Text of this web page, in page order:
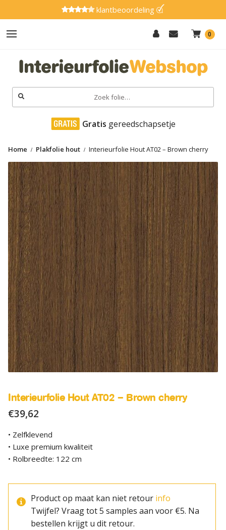
klantbeoordeling
0
Zoeken
naar:
Hout
Effen
Marmer
Glitter
Natuursteen
Textiel
Gereedschap
SALE
Advies
Gratis gereedschapsetje
Home Plakfolie hout Interieurfolie Hout AT02 – Brown cherry
Interieurfolie Hout AT02 – Brown cherry
€39,62
• Zelfklevend
• Luxe premium kwaliteit
• Rolbreedte: 122 cm
Product op maat kan niet retour info
Twijfel? Vraag tot 5 samples aan voor €5. Na
bestellen krijgt u dit retour.